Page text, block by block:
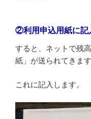
②利用申込用紙に記
すると、ネットで残
紙」が送られてきます
これに記入します。